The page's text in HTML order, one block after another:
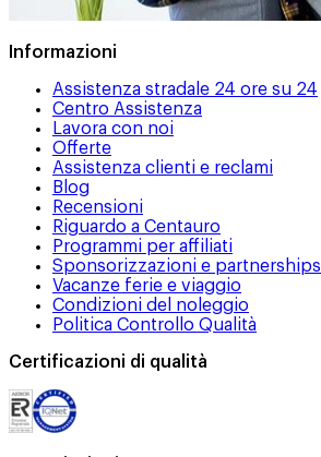
Informazioni
Assistenza stradale 24 ore su 24
Centro Assistenza
Lavora con noi
Offerte
Assistenza clienti e reclami
Blog
Recensioni
Riguardo a Centauro
Programmi per affiliati
Sponsorizzazioni e partnerships
Vacanze ferie e viaggio
Condizioni del noleggio
Politica Controllo Qualità
Certificazioni di qualità